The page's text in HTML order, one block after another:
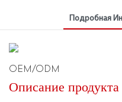
Подробная
OEM/ODM
Описание продукта